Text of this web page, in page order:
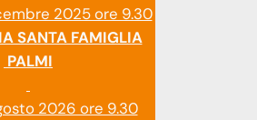
2025 ore 9.30
SANTA FAMIGLIA
PALMI
2026 ore 9.30